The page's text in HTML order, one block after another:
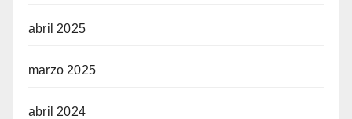
abril 2025
marzo 2025
abril 2024